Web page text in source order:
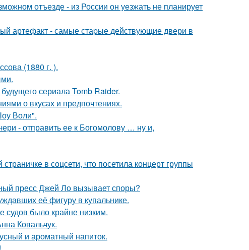
отъезде - из России он уезжать не планирует
артефакт - самые стаpые действующие двери в
(1880 г. ).
сериала Tomb Raider.
о вкусах и предпочтениях.
Воли".
- отправить ее к Богомолову … ну и,
в соцсети, что посетила концерт группы
пресс Джей Ло вызывает споры?
её фигуру в купальнике.
судов было крайне низким.
Ковальчук.
и ароматный напиток.